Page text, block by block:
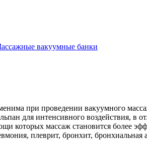
вакуумные банки
при проведении вакуумного
для интенсивного воздействия,
которых массаж становится более
плеврит, бронхит,